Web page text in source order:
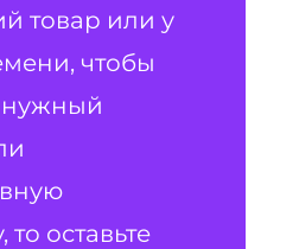
товар или у
чтобы
нужный
то оставьте